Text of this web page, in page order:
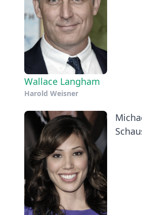
Wallace Langham
Harold Weisner